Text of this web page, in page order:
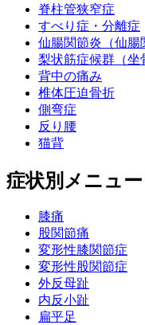
脊柱管狭窄症
すべり症・分離症
仙腸関節炎（仙腸
梨状筋症候群（坐
背中の痛み
椎体圧迫骨折
側弯症
反り腰
猫背
症状別メニュー
膝痛
股関節痛
変形性膝関節症
変形性股関節症
外反母趾
内反小趾
扁平足